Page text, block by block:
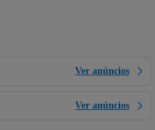
Ver anúncios
Ver anúncios